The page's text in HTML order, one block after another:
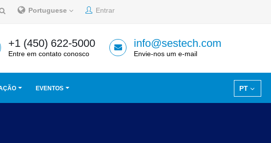
Portuguese Entrar
+1 (450) 622-5000
Entre em contato conosco
info@sestech.com
Envie-nos um e-mail
PT
EVENTOS